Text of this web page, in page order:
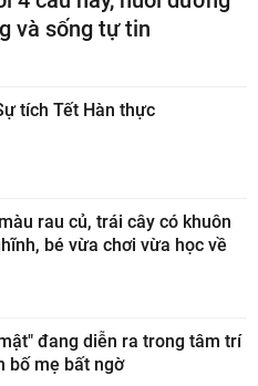
và sống tự tin
tích Tết Hàn thực
rau củ, trái cây có khuôn
bé vừa chơi vừa học về
đang diễn ra trong tâm trí
bố mẹ bất ngờ